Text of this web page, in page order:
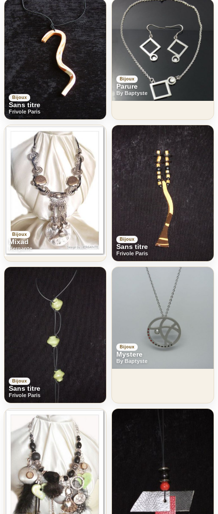
Bijoux
Sans titre
Frivole Paris
Bijoux
Parure
By Baptyste
Bijoux
Mixad
Hergante
Bijoux
Sans titre
Frivole Paris
Bijoux
Sans titre
Frivole Paris
Bijoux
Mystere
By Baptyste